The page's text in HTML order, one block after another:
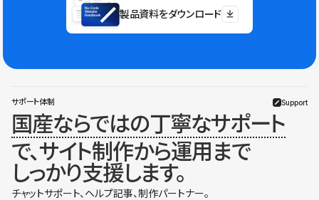
製品資料をダウンロード
サポート体制 Support
国産ならではの丁寧なサポート
で、サイト制作から運用まで
しっかり支援します。
チャットサポート、ヘルプ記事、制作パートナー。